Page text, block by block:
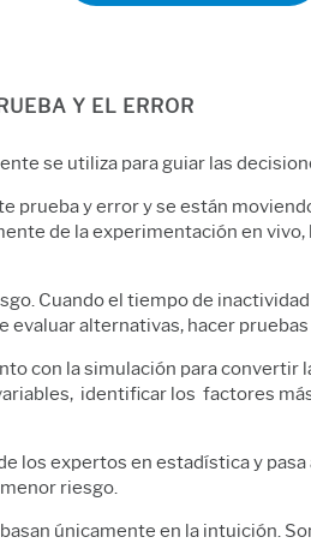
Y EL ERROR
se utiliza para guiar las
prueba y error y se están
de la experimentación en
Cuando el tiempo de
evaluar alternativas, hacer
con la simulación para
identificar los factores
los expertos en estadística y
riesgo.
únicamente en la intuición.